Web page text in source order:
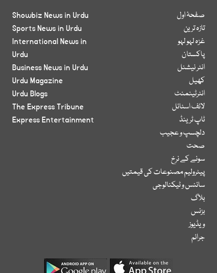
صفحۂ اول
تازہ ترین
غزہ لہو لہو
پاکستان
انٹر نیشنل
کھیل
انٹرٹینمنٹ
لائف اسٹائل
ٹاپ ٹرینڈ
دلچسپ و عجیب
صحت
سونے کے نرخ
پیٹرولیم مصنوعات کی قیمتیں
سائنس و ٹیکنالوجی
بلاگ
بزنس
ویڈیوز
جرائم
Showbiz News in Urdu
Sports News in Urdu
International News in
Urdu
Business News in Urdu
Urdu Magazine
Urdu Blogs
The Express Tribune
Express Entertainment